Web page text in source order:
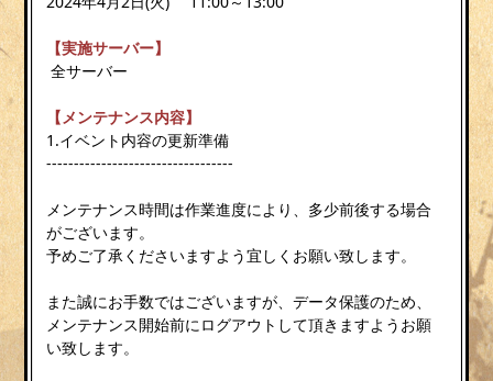
【実施サーバー】
全サーバー
【メンテナンス内容】
1.イベント内容の更新準備
----------------------------------
メンテナンス時間は作業進度により、多少前後する場合
がございます。
予めご了承くださいますよう宜しくお願い致します。
また誠にお手数ではございますが、データ保護のため、
メンテナンス開始前にログアウトして頂きますようお願
い致します。